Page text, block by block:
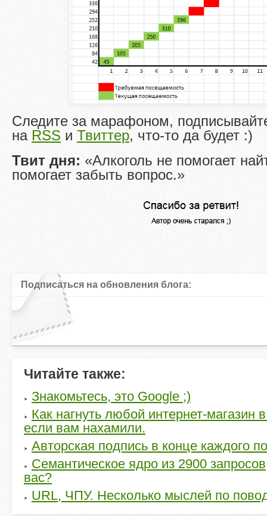
Следите за марафоном,
на RSS и Твиттер, что-то да будет :)
Твит дня: «Алкоголь не помогает
помогает забыть вопрос.»
Подписаться на обновления блога:
Читайте также:
Знакомьтесь, это Google ;)
Как нагнуть любой интернет-магазин
если вам нахамили.
Авторская подпись в конце каждого
Семантическое ядро из 2900
вас?
URL, ЧПУ. Несколько мыслей по